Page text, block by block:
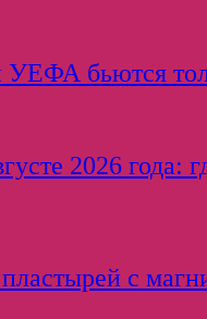
бьются
2026 года:
с